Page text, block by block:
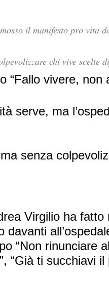
il manifesto pro vita
chi vive scelte
“Fallo vivere, non
serve, ma
senza
Virgilio ha fatto
davanti
“Non rinunciare
“Già ti succhiavi il